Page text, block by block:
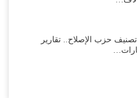
حزب الإصلاح.. تقارير